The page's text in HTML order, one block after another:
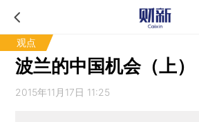
观点
波兰的中国机会（上）
2015年11月17日 11:25